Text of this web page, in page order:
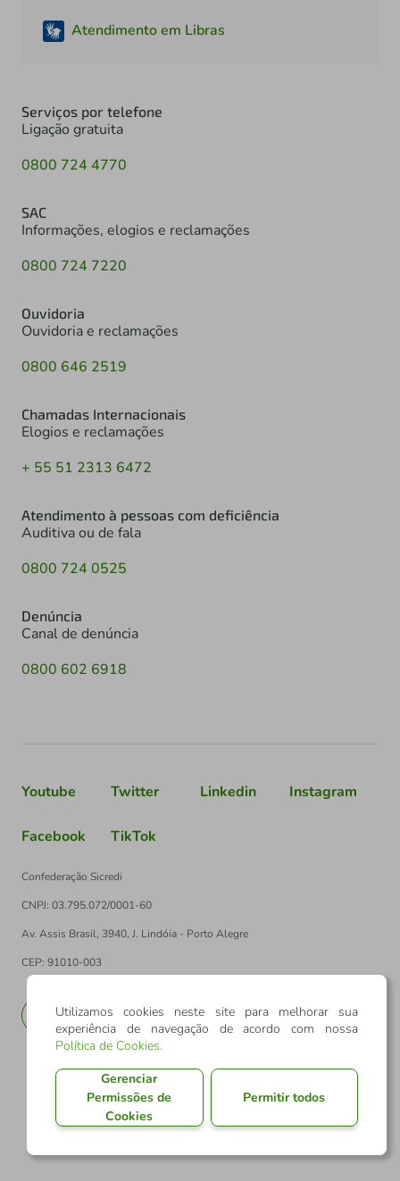
Atendimento em Libras
Serviços por telefone
Ligação gratuita
0800 724 4770
SAC
Informações, elogios e reclamações
0800 724 7220
Ouvidoria
Ouvidoria e reclamações
0800 646 2519
Chamadas Internacionais
Elogios e reclamações
+ 55 51 2313 6472
Atendimento à pessoas com deficiência
Auditiva ou de fala
0800 724 0525
Denúncia
Canal de denúncia
0800 602 6918
Youtube Twitter Linkedin Instagram
Facebook TikTok
Confederação Sicredi
CNPJ: 03.795.072/0001-60
Av. Assis Brasil, 3940, J. Lindóia - Porto Alegre
CEP: 91010-003
EN
Utilizamos cookies neste site para melhorar sua
experiência de navegação de acordo com nossa
Política de Cookies.
Gerenciar
Permissões de
Cookies
Permitir todos